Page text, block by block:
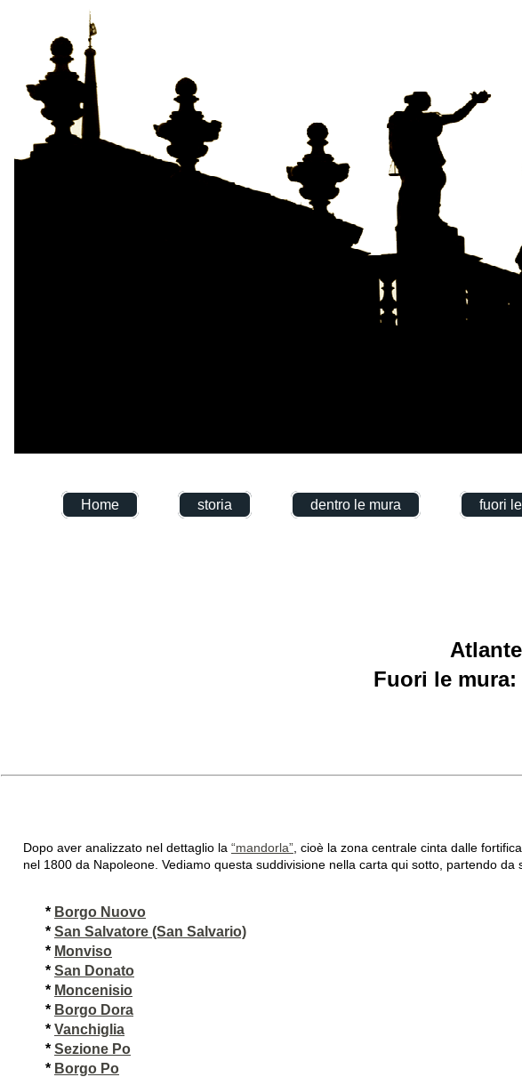
Home storia dentro le mura fuori
Fuori le
Dopo aver analizzato nel dettaglio la “mandorla” , cioè la zona centrale cinta dalle
nel 1800 da Napoleone. Vediamo questa suddivisione nella carta qui sotto, partendo da
* Borgo Nuovo
* San Salvatore (San Salvario)
* Monviso
* San Donato
* Moncenisio
* Borgo Dora
* Vanchiglia
* Sezione Po
* Borgo Po